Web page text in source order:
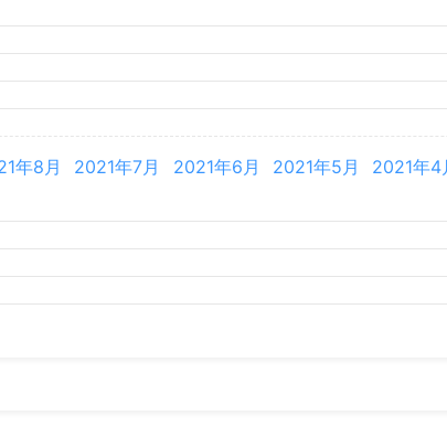
年3月 2026年2月
年8月 2025年7月 2025年6月 2025年5月 2025年
年8月 2024年7月 2024年6月 2024年5月 2024年
年8月 2023年7月 2023年6月 2023年5月 2023年
年8月 2022年7月 2022年6月 2022年5月 2022年4
年8月 2021年7月 2021年6月 2021年5月 2021年4
年8月 2020年7月 2020年6月 2020年5月 2020年
年8月 2019年7月 2019年6月 2019年5月 2019年4